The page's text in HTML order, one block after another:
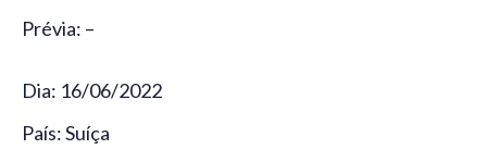
Prévia: –
Dia: 16/06/2022
País: Suíça